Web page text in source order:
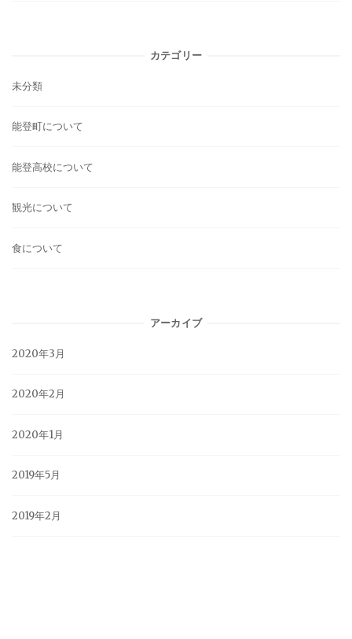
カテゴリー
未分類
能登町について
能登高校について
観光について
食について
アーカイブ
2020年3月
2020年2月
2020年1月
2019年5月
2019年2月